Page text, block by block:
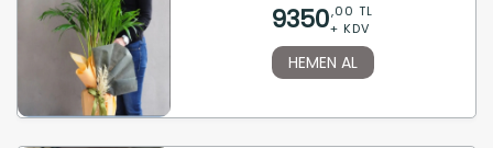
9350,00 TL
+ KDV
HEMEN AL